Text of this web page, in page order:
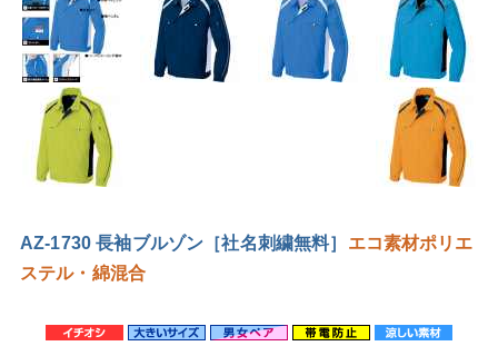
AZ-1730 長袖ブルゾン［社名刺繍無料］ エコ素材ポリエ
ステル・綿混合